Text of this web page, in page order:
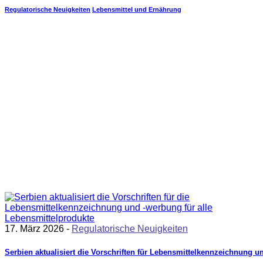
Regulatorische Neuigkeiten Lebensmittel und Ernährung
17. März 2026 - Regulatorische Neuigkeiten
Serbien aktualisiert die Vorschriften für Lebensmittelkennzeichnung